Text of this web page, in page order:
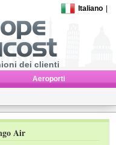
Italiano
dei clienti
Aeroporti
Air